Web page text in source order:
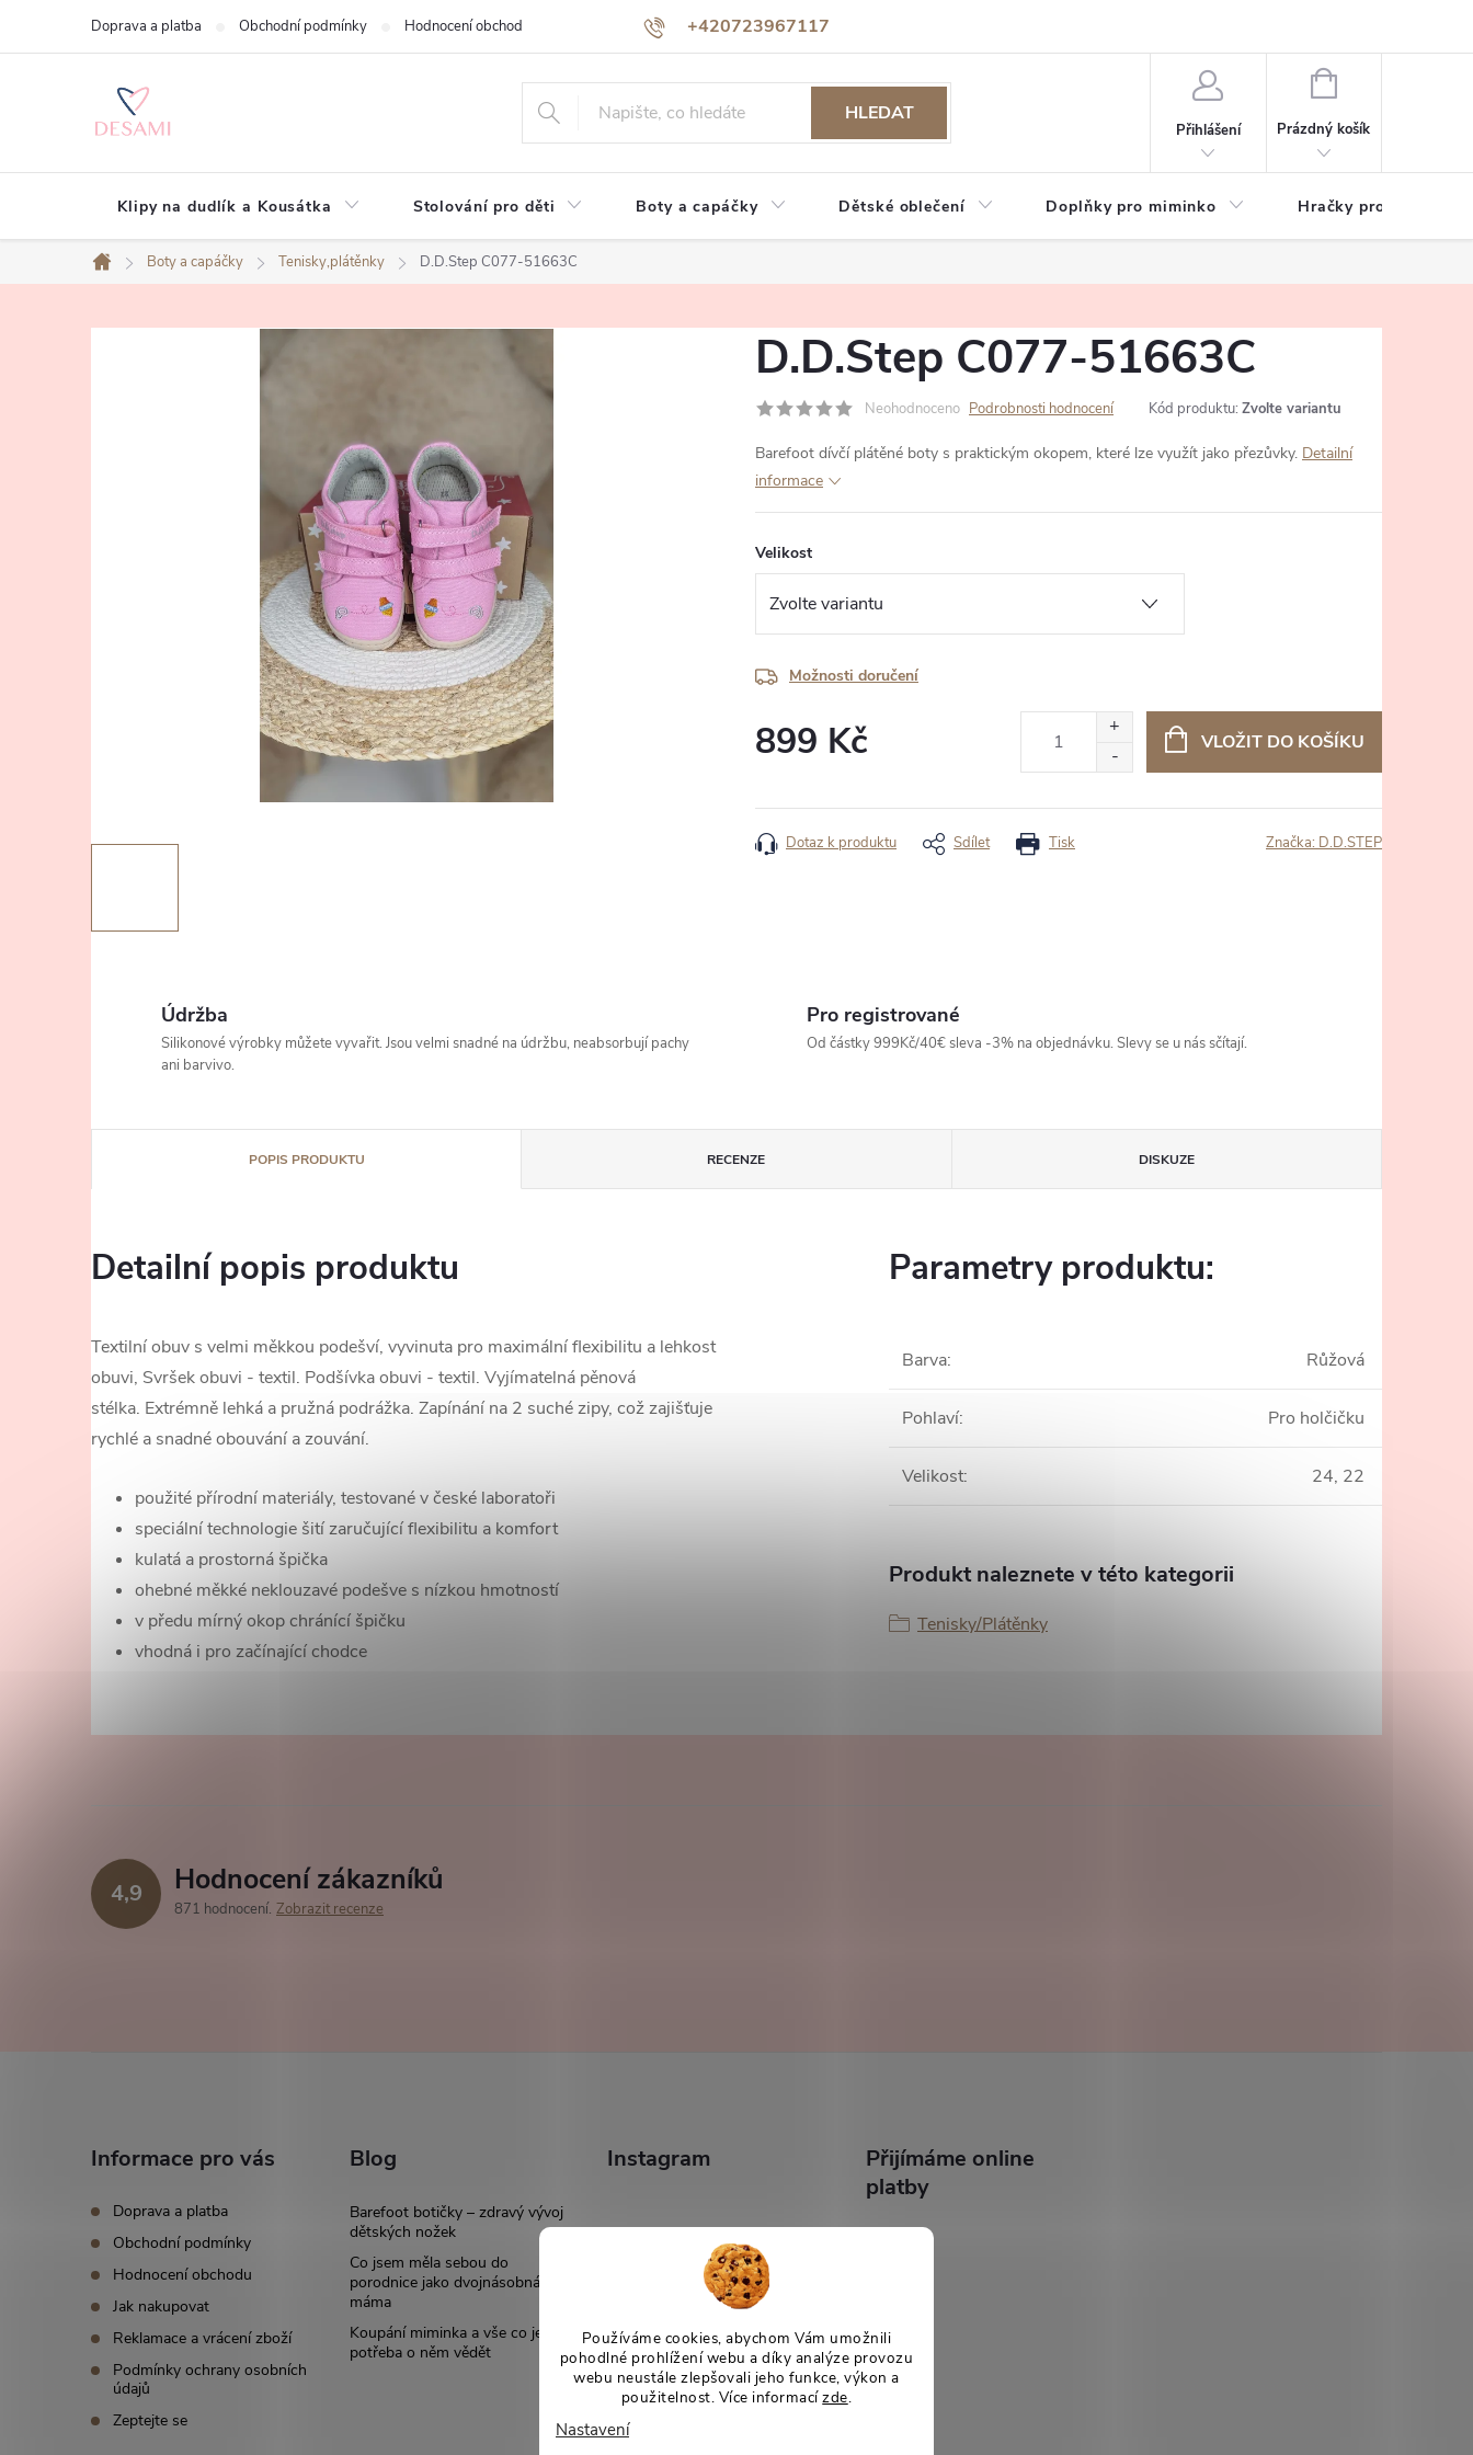
Používáme cookies, abychom Vám umožnili
pohodlné prohlížení webu a díky analýze provozu
webu neustále zlepšovali jeho funkce, výkon a
použitelnost. Více informacízde.
Nastavení
+420723967117
Doprava a platba Obchodní podmínky Hodnocení obchodu Jak nakupovat Reklamace a vrácení zboží
HLEDAT
Přihlášení
NÁKUPNÍ
Prázdný košík
Klipy na dudlík a Kousátka Stolování pro děti Boty a capáčky Dětské oblečení Doplňky pro miminko Hračky pro děti
Domů
Boty a capáčky Tenisky,plátěnky D.D.Step C077-51663C
D.D.Step C077-51663C
Neohodnoceno Podrobnosti hodnocení Kód produktu: Zvolte variantu
Barefoot dívčí plátěné boty s praktickým okopem, které lze využít jako přezůvky. Detailní
informace
Velikost
Možnosti doručení
899 Kč VLOŽIT DO KOŠÍKU
Tisk
Dotaz k produktu Sdílet Značka: D.D.STEP
Údržba
Silikonové výrobky můžete vyvařit. Jsou velmi snadné na údržbu, neabsorbují pachy
ani barvivo.
Pro registrované
Od částky 999Kč/40€ sleva -3% na objednávku. Slevy se u nás sčítají.
POPIS PRODUKTU RECENZE DISKUZE
Detailní popis produktu
Textilní obuv s velmi měkkou podešví, vyvinuta pro maximální flexibilitu a lehkost
obuvi, Svršek obuvi - textil. Podšívka obuvi - textil. Vyjímatelná pěnová
stélka. Extrémně lehká a pružná podrážka. Zapínání na 2 suché zipy, což zajišťuje
rychlé a snadné obouvání a zouvání.
použité přírodní materiály, testované v české laboratoři
speciální technologie šití zaručující flexibilitu a komfort
kulatá a prostorná špička
ohebné měkké neklouzavé podešve s nízkou hmotností
v předu mírný okop chránící špičku
vhodná i pro začínající chodce
Parametry produktu:
Barva: Růžová
Pohlaví: Pro holčičku
Velikost: 24, 22
Produkt naleznete v této kategorii
Tenisky/Plátěnky
4,9 Hodnocení zákazníků
871 hodnocení Zobrazit recenze
Informace pro vás
Doprava a platba
Obchodní podmínky
Hodnocení obchodu
Jak nakupovat
Reklamace a vrácení zboží
Podmínky ochrany osobních
údajů
Zeptejte se
Blog
Barefoot botičky – zdravý vývoj
dětských nožek
Co jsem měla sebou do
porodnice jako dvojnásobná
máma
Koupání miminka a vše co je
potřeba o něm vědět
Instagram
Přijímáme online
platby